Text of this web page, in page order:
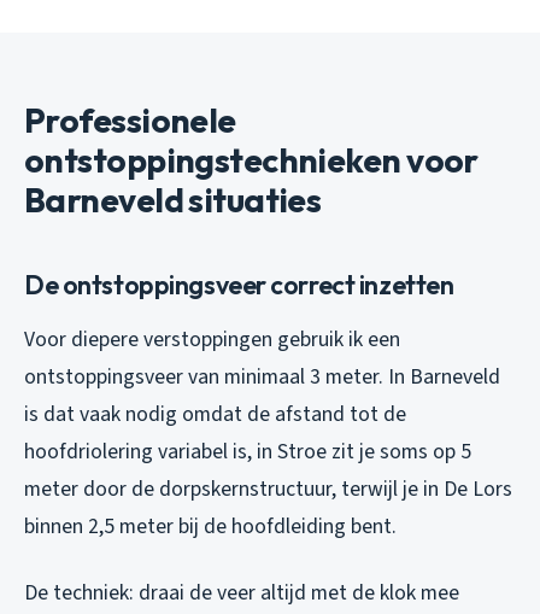
Professionele
ontstoppingstechnieken voor
Barneveld situaties
De ontstoppingsveer correct inzetten
Voor diepere verstoppingen gebruik ik een
ontstoppingsveer van minimaal 3 meter. In Barneveld
is dat vaak nodig omdat de afstand tot de
hoofdriolering variabel is, in Stroe zit je soms op 5
meter door de dorpskernstructuur, terwijl je in De Lors
binnen 2,5 meter bij de hoofdleiding bent.
De techniek: draai de veer altijd met de klok mee